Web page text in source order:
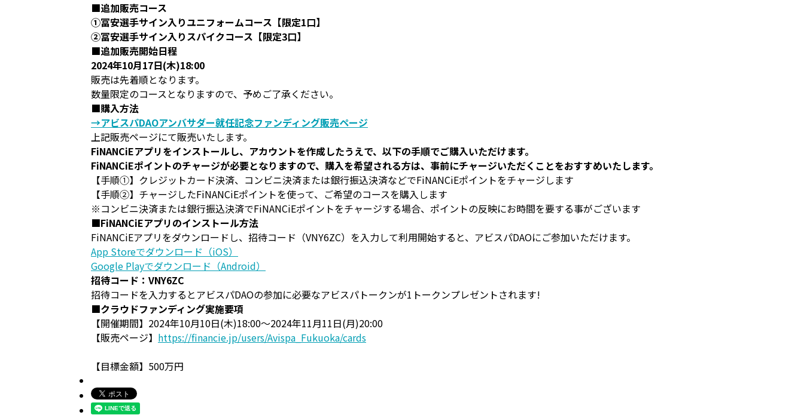
■追加販売コース
①冨安選手サイン入りユニフォームコース【限定1口】
②冨安選手サイン入りスパイクコース【限定3口】
■追加販売開始日程
2024年10月17日(木)18:00
販売は先着順となります。
数量限定のコースとなりますので、予めご了承ください。
■購入方法
→アビスパDAOアンバサダー就任記念ファンディング販売ページ
上記販売ページにて販売いたします。
FiNANCiEアプリをインストールし、アカウントを作成したうえで、以下の手順でご購入いただけます。
FiNANCiEポイントのチャージが必要となりますので、購入を希望される方は、事前にチャージいただくことをおすすめいたします。
【手順①】クレジットカード決済、コンビニ決済または銀行振込決済などでFiNANCiEポイントをチャージします
【手順②】チャージしたFiNANCiEポイントを使って、ご希望のコースを購入します
※コンビニ決済または銀行振込決済でFiNANCiEポイントをチャージする場合、ポイントの反映にお時間を要する事がございます
■FiNANCiEアプリのインストール方法
FiNANCiEアプリをダウンロードし、招待コード（VNY6ZC）を入力して利用開始すると、アビスパDAOにご参加いただけます。
App Storeでダウンロード（iOS）
Google Playでダウンロード（Android）
招待コード：VNY6ZC
招待コードを入力するとアビスパDAOの参加に必要なアビスパトークンが1トークンプレゼントされます!
■クラウドファンディング実施要項
【開催期間】2024年10月10日(木)18:00〜2024年11月11日(月)20:00
【販売ページ】 https://financie.jp/users/Avispa_Fukuoka/cards
【目標金額】500万円